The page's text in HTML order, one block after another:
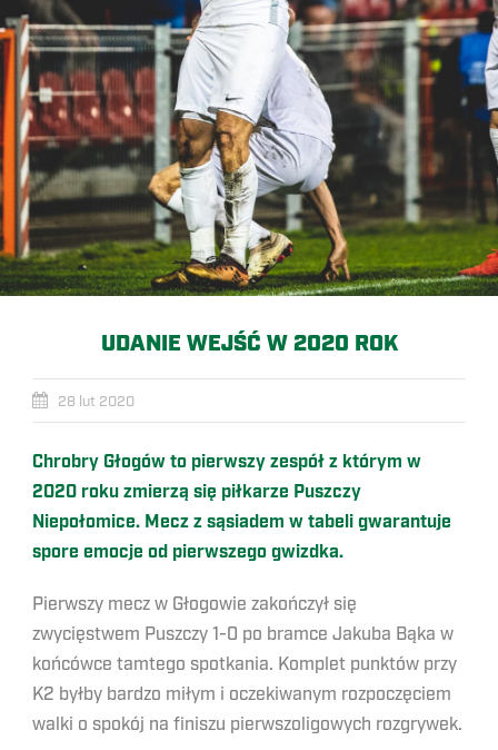
UDANIE WEJŚĆ W 2020 ROK
28 lut 2020
Chrobry Głogów to pierwszy zespół z którym w
2020 roku zmierzą się piłkarze Puszczy
Niepołomice. Mecz z sąsiadem w tabeli gwarantuje
spore emocje od pierwszego gwizdka.
Pierwszy mecz w Głogowie zakończył się
zwycięstwem Puszczy 1-0 po bramce Jakuba Bąka w
końcówce tamtego spotkania. Komplet punktów przy
K2 byłby bardzo miłym i oczekiwanym rozpoczęciem
walki o spokój na finiszu pierwszoligowych rozgrywek.